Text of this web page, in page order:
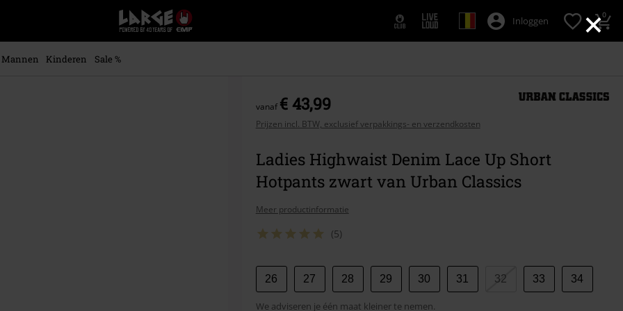
×
Large
–
Muziek-,
Inloggen 0
Mannen Kinderen
Sale %
vanaf€ 43,99
Prijzen incl. BTW, exclusief verpakkings- en verzendkosten
Ladies Highwaist Denim Lace Up Short
Hotpants zwart van Urban Classics
Meer productinformatie
(5)
Kies
je
26 27 28 29 30 31 32 33 34
We adviseren je één maat kleiner te nemen.